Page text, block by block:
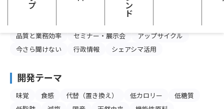
プ
ン
ド
食品産業の今と未来
品質と業務効率
セミナー・展示会
アップサイクル
今さら聞けない
行政情報 シェアシマ活用
開発テーマ
味覚 食感 代替（置き換え） 低カロリー
低糖質